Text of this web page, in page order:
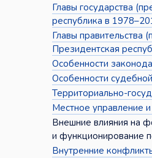
Главы государства
республика в
Главы правительства
Президентская
Особенности
Особенности
Территориально-
Местное управление
Внешние влияния на
и функционирование
Внутренние